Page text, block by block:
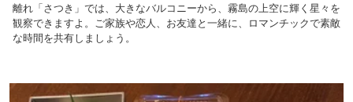
離れ「さつき」では、大きなバルコニーから、霧島の上空に輝く星々を
観察できますよ。ご家族や恋人、お友達と一緒に、ロマンチックで素敵
な時間を共有しましょう。